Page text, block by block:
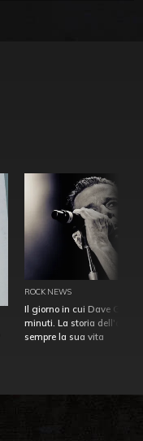
ROCK NEWS
Il giorno in cui Dave
minuti. La storia
sempre la sua vita